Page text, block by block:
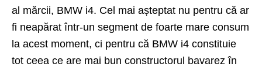
al mărcii, BMW i4. Cel mai așteptat nu pentru că ar
fi neapărat într-un segment de foarte mare consum
la acest moment, ci pentru că BMW i4 constituie
tot ceea ce are mai bun constructorul bavarez în